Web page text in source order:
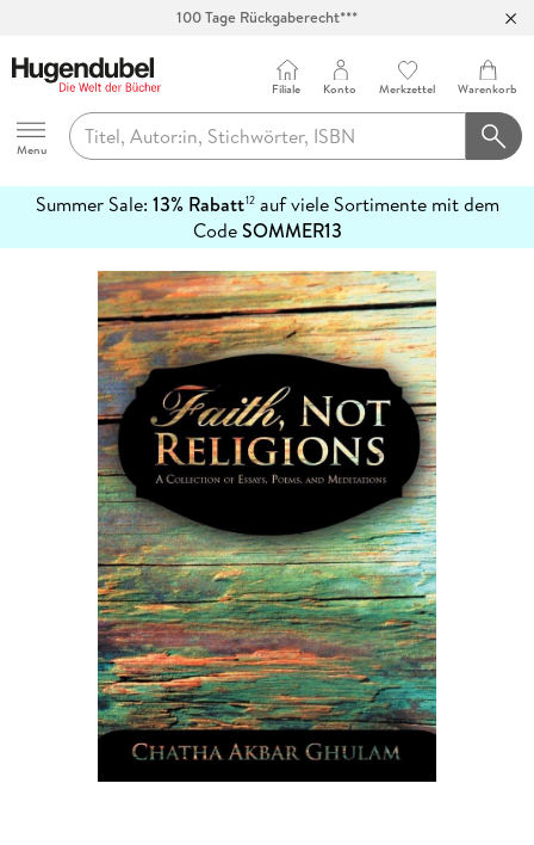
100 Tage Rückgaberecht***
Hugendubel
Menu
Filiale Konto Merkzettel Warenkorb
Summer Sale: 13% Rabatt12auf viele Sortimente mit dem
CodeSOMMER13
erfahren